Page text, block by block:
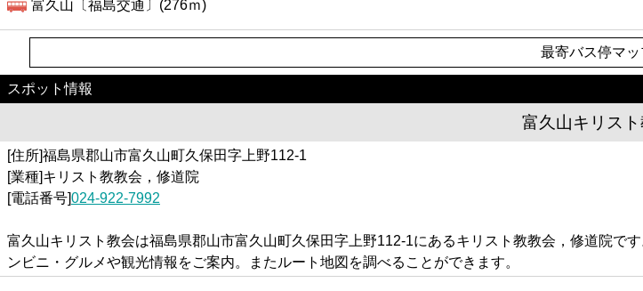
富久山〔福島交通〕(276ｍ)
最寄バス停マッ
スポット情報
富久山キリス
[住所]福島県郡山市富久山町久保田字上野112-1
[業種]キリスト教教会，修道院
[電話番号]024-922-7992
富久山キリスト教会は福島県郡山市富久山町久保田字上野112-1にあるキリスト教教会，修道院で
ンビニ・グルメや観光情報をご案内。またルート地図を調べることができます。